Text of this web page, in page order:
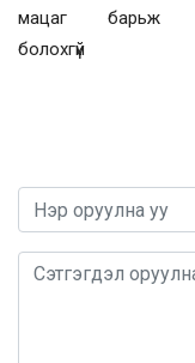
мацаг барьж
болохгүй